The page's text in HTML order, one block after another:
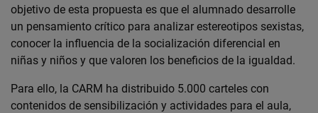
objetivo de esta propuesta es que el alumnado desarrolle
un pensamiento crítico para analizar estereotipos sexistas,
conocer la influencia de la socialización diferencial en
niñas y niños y que valoren los beneficios de la igualdad.
Para ello, la CARM ha distribuido 5.000 carteles con
contenidos de sensibilización y actividades para el aula,